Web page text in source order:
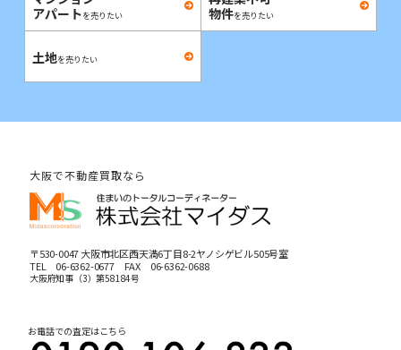
アパートを売りたい
物件を売りたい
土地を売りたい
大阪で不動産買取なら
〒530-0047 大阪市北区西天満6丁目8-2ヤノシゲビル505号室
TEL 06-6362-0677FAX 06-6362-0688
大阪府知事（3）第58184号
お電話での査定はこちら